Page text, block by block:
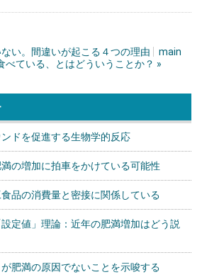
い。間違いが起こる４つの理由
main
べている、とはどういうことか？ »
ドを促進する生物学的反応
の増加に拍車をかけている可能性
品の消費量と密接に関係している
定値」理論：近年の肥満増加はどう説
肥満の原因でないことを示唆する